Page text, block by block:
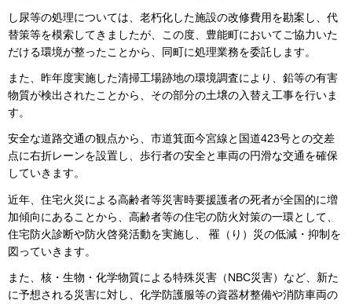
し尿等の処理については、老朽化した施設の改修費用を勘案し、代
替策等を模索してきましたが、この度、豊能町においてご協力いた
だける環境が整ったことから、同町に処理業務を委託します。
また、昨年度実施した清掃工場跡地の環境調査により、鉛等の有害
物質が検出されたことから、その部分の土壌の入替え工事を行いま
す。
安全な道路交通の観点から、市道箕面今宮線と国道423号との交差
点に右折レーンを設置し、歩行者の安全と車両の円滑な交通を確保
していきます。
近年、住宅火災による高齢者等災害時要援護者の死者が全国的に増
加傾向にあることから、高齢者等の住宅の防火対策の一環として、
住宅防火診断や防火啓発活動を実施し、 罹（り）災の低減・抑制を
図っていきます。
また、核・生物・化学物質による特殊災害（NBC災害）など、新た
に予想される災害に対し、化学防護服等の資器材整備や消防車両の